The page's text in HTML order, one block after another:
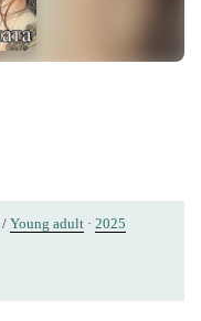
/ Young adult · 2025